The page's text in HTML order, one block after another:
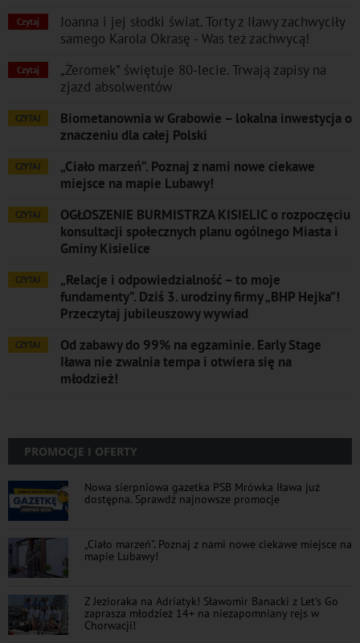
Czytaj
Joanna i jej słodki świat. Torty z Iławy zachwyciły
samego Karola Okrasę - Was też zachwycą!
Czytaj
„Żeromek” świętuje 80-lecie. Trwają zapisy na
zjazd absolwentów
CZYTAJ
Biometanownia w Grabowie – lokalna inwestycja o
znaczeniu dla całej Polski
CZYTAJ
„Ciało marzeń”. Poznaj z nami nowe ciekawe
miejsce na mapie Lubawy!
CZYTAJ
OGŁOSZENIE BURMISTRZA KISIELIC o rozpoczęciu
konsultacji społecznych planu ogólnego Miasta i
Gminy Kisielice
CZYTAJ
„Relacje i odpowiedzialność – to moje
fundamenty”. Dziś 3. urodziny firmy „BHP Hejka”!
Przeczytaj jubileuszowy wywiad
CZYTAJ
Od zabawy do 99% na egzaminie. Early Stage
Iława nie zwalnia tempa i otwiera się na
młodzież!
PROMOCJE I OFERTY
Nowa sierpniowa gazetka PSB Mrówka Iława już
dostępna. Sprawdź najnowsze promocje
„Ciało marzeń”. Poznaj z nami nowe ciekawe miejsce na
mapie Lubawy!
Z Jezioraka na Adriatyk! Sławomir Banacki z Let's Go
zaprasza młodzież 14+ na niezapomniany rejs w
Chorwacji!